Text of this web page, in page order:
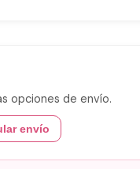
opciones de envío.
envío